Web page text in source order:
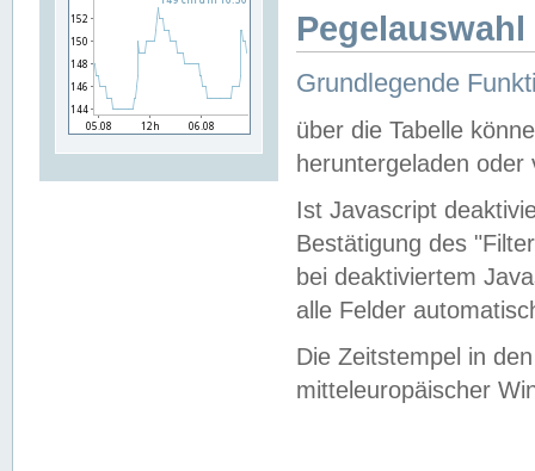
Grundlegende
über die Tabelle
heruntergeladen oder
Ist Javascript
Bestätigung des
bei deaktiviertem
alle Felder
Die Zeitstempel in
mitteleuropäischer